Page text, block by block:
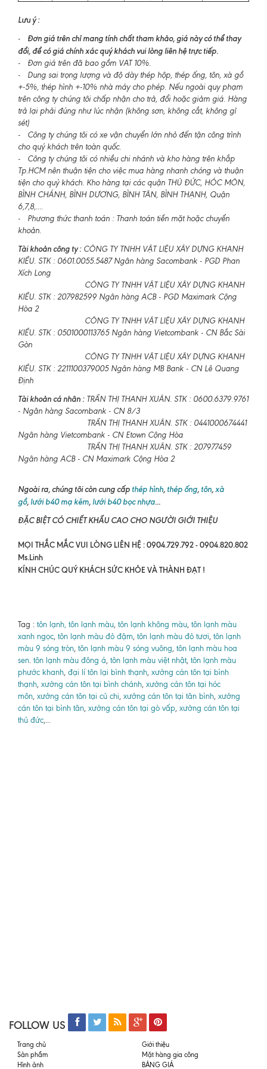
Lưu ý :
- Đơn giá trên chỉ mang tính chất tham khảo, giá này có thể thay
đổi, để có giá chính xác quý khách vui lòng liên hệ trực tiếp.
- Đơn giá trên đã bao gồm VAT 10%.
- Dung sai trọng lượng và độ dày thép hộp, thép ống, tôn, xà gồ
+-5%, thép hình +-10% nhà máy cho phép. Nếu ngoài quy phạm
trên công ty chúng tôi chấp nhận cho trả, đổi hoặc giảm giá. Hàng
trả lại phải đúng như lúc nhận (không sơn, không cắt, không gỉ
sét)
- Công ty chúng tôi có xe vận chuyển lớn nhỏ đến tận công trình
cho quý khách trên toàn quốc.
- Công ty chúng tôi có nhiều chi nhánh và kho hàng trên khắp
Tp.HCM nên thuận tiện cho việc mua hàng nhanh chóng và thuận
tiện cho quý khách. Kho hàng tại các quận THỦ ĐỨC, HÓC MÔN,
BÌNH CHÁNH, BÌNH DƯƠNG, BÌNH TÂN, BÌNH THẠNH, Quận
6,7,8,....
- Phương thức thanh toán : Thanh toán tiền mặt hoặc chuyển
khoản.
Tài khoản công ty :CÔNG TY TNHH VẬT LIỆU XÂY DỰNG KHANH
KIỀU. STK : 0601.0055.5487 Ngân hàng Sacombank - PGD Phan
Xích Long
CÔNG TY TNHH VẬT LIỆU XÂY DỰNG KHANH
KIỀU. STK : 207982599 Ngân hàng ACB - PGD Maximark Cộng
Hòa 2
CÔNG TY TNHH VẬT LIỆU XÂY DỰNG KHANH
KIỀU. STK : 0501000113765 Ngân hàng Vietcombank - CN Bắc Sài
Gòn
CÔNG TY TNHH VẬT LIỆU XÂY DỰNG KHANH
KIỀU. STK : 2211100379005 Ngân hàng MB Bank - CN Lê Quang
Định
Tài khoản cá nhân :TRẦN THỊ THANH XUÂN. STK : 0600.6379.9761
- Ngân hàng Sacombank - CN 8/3
TRẦN THỊ THANH XUÂN. STK : 0441000674441
Ngân hàng Vietcombank - CN Etown Cộng Hòa
TRẦN THỊ THANH XUÂN. STK : 207977459
Ngân hàng ACB - CN Maximark Cộng Hòa 2
Ngoài ra, chúng tôi còn cung cấp thép hình, thép ống, tôn, xà
gồ, lưới b40 mạ kẽm, lưới b40 bọc nhựa...
ĐẶC BIỆT CÓ CHIẾT KHẤU CAO CHO NGƯỜI GIỚI THIỆU
MỌI THẮC MẮC VUI LÒNG LIÊN HỆ : 0904.729.792 - 0904.820.802
Ms.Linh
KÍNH CHÚC QUÝ KHÁCH SỨC KHỎE VÀ THÀNH ĐẠT !
Tag : tôn lạnh, tôn lạnh màu, tôn lạnh không màu, tôn lạnh màu
xanh ngọc, tôn lạnh màu đỏ đậm, tôn lạnh màu đỏ tươi, tôn lạnh
màu 9 sóng tròn, tôn lạnh màu 9 sóng vuông, tôn lạnh màu hoa
sen tôn lạnh màu đông á, tôn lạnh màu việt nhật, tôn lạnh màu
phước khanh, đại lí tôn lại bình thạnh, xưởng cán tôn tại bình
thạnh, xưởng cán tôn tại bình chánh, xưởng cán tôn tại hóc
môn, xưởng cán tôn tại củ chi, xưởng cán tôn tại tân bình, xưởng
cán tôn tại bình tân, xưởng cán tôn tại gò vấp, xưởng cán tôn tại
thủ đức,...
FOLLOW US
Trang chủ
Giới thiệu
Sản phẩm
Mặt hàng gia công
Hình ảnh
BẢNG GIÁ